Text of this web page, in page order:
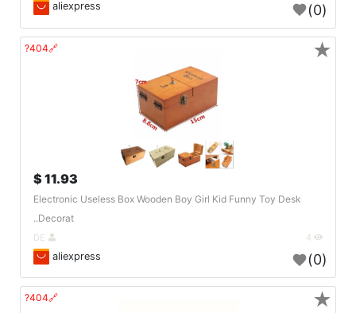
aliexpress (0)
🔗404?
11.93 $
Electronic Useless Box Wooden Boy Girl Kid Funny Toy Desk
Decorat..
aliexpress (0)
★
🔗404? ★